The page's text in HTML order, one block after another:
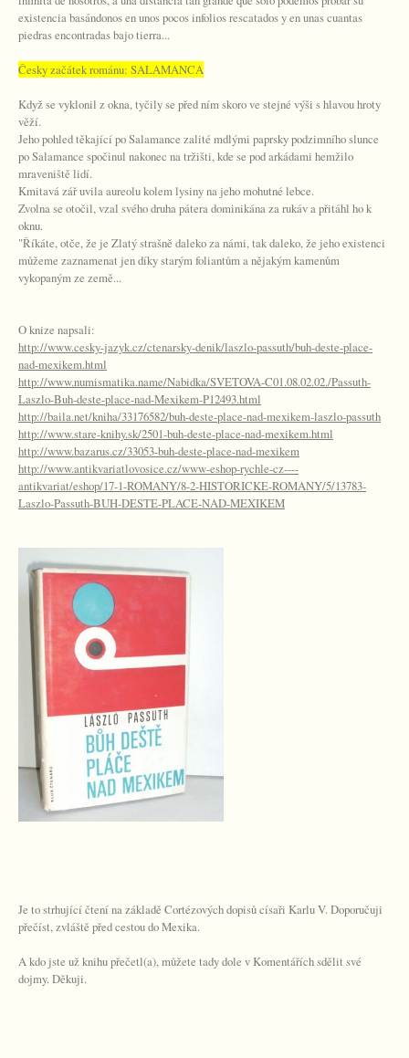
existencia basándonos en unos pocos infolios rescatados y en unas cuantas
piedras encontradas bajo tierra...
Česky začátek románu: SALAMANCA
Když se vyklonil z okna, tyčily se před ním skoro ve stejné výši s hlavou hroty
věží.
Jeho pohled těkající po Salamance zalité mdlými paprsky podzimního slunce
po Salamance spočinul nakonec na tržišti, kde se pod arkádami hemžilo
mraveniště lidí.
Kmitavá zář uvila aureolu kolem lysiny na jeho mohutné lebce.
Zvolna se otočil, vzal svého druha pátera dominikána za rukáv a přitáhl ho k
oknu.
"Říkáte, otče, že je Zlatý strašně daleko za námi, tak daleko, že jeho existenci
můžeme zaznamenat jen díky starým foliantům a nějakým kamenům
vykopaným ze země...
O knize napsali:
http://www.cesky-jazyk.cz/ctenarsky-denik/laszlo-passuth/buh-deste-place-
nad-mexikem.html
http://www.numismatika.name/Nabidka/SVETOVA-C01.08.02.02./Passuth-
Laszlo-Buh-deste-place-nad-Mexikem-P12493.html
http://baila.net/kniha/33176582/buh-deste-place-nad-mexikem-laszlo-passuth
http://www.stare-knihy.sk/2501-buh-deste-place-nad-mexikem.html
http://www.bazarus.cz/33053-buh-deste-place-nad-mexikem
http://www.antikvariatlovosice.cz/www-eshop-rychle-cz----
antikvariat/eshop/17-1-ROMANY/8-2-HISTORICKE-ROMANY/5/13783-
Laszlo-Passuth-BUH-DESTE-PLACE-NAD-MEXIKEM
Je to strhující čtení na základě Cortézových dopisů císaři Karlu V. Doporučuji
přečíst, zvláště před cestou do Mexika.
A kdo jste už knihu přečetl(a), můžete tady dole v Komentářích sdělit své
dojmy. Děkuji.